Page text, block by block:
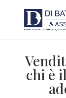
chi è